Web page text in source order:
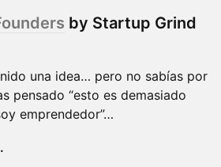
by Startup Grind
una idea… pero no sabías por
pensado “esto es demasiado
emprendedor”…